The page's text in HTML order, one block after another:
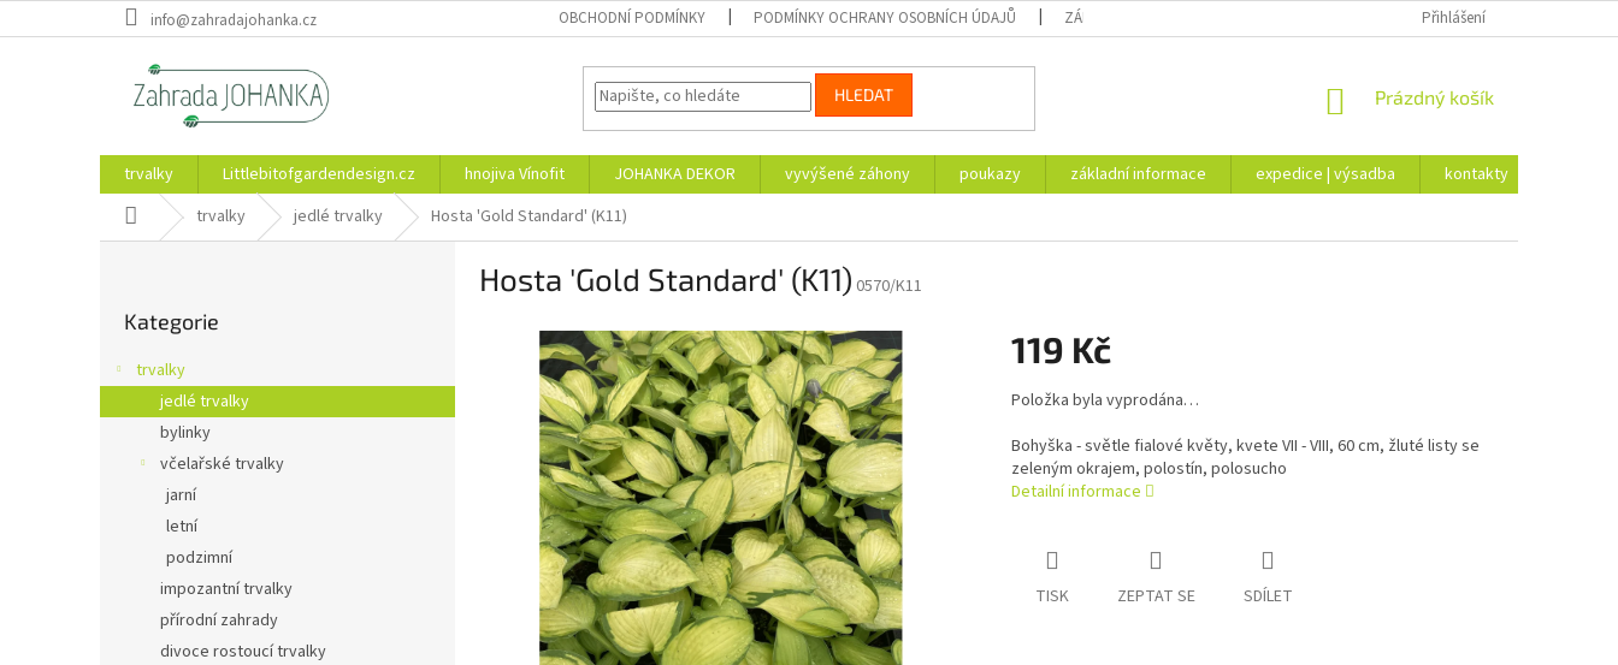
na
info@zahradajohanka.cz OBCHODNÍ PODMÍNKY PODMÍNKY OCHRANY OSOBNÍCH ÚDAJŮ ZÁKLADNÍ INFORMACE KONTAKTY
Přihlášení
HLEDAT
NÁKUPNÍ
Prázdný košík
trvalky Littlebitofgardendesign.cz hnojiva Vínofit JOHANKA DEKOR vyvýšené záhony poukazy základní informace expedice | výsadba
kontakty
Domů trvalky jedlé trvalky Hosta 'Gold Standard' (K11)
a
n
kategorie
Kategorie
trvalky
jedlé trvalky
bylinky
včelařské trvalky
jarní
letní
podzimní
impozantní trvalky
přírodní zahrady
divoce rostoucí trvalky
Hosta 'Gold Standard' (K11) 0570/K11
119 Kč
Měrná
cena:
Položka byla vyprodána…
Bohyška - světle fialové květy, kvete VII - VIII, 60 cm, žluté listy se
zeleným okrajem, polostín, polosucho
Detailní informace
TISK ZEPTAT SE SDÍLET